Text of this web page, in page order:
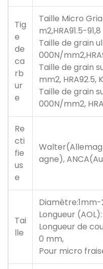
Tig
e
de
ca
rb
ur
e
Taille Micro
m2,HRA91.5-91,8
Taille de grain
000N/
Taille de grain
mm2, HRA92.5,
Taille de grain
000N/mm2,
Re
cti
fie
us
e
agne),
Tai
lle
Longueur
Longueur de
0 mm,
Pour micro